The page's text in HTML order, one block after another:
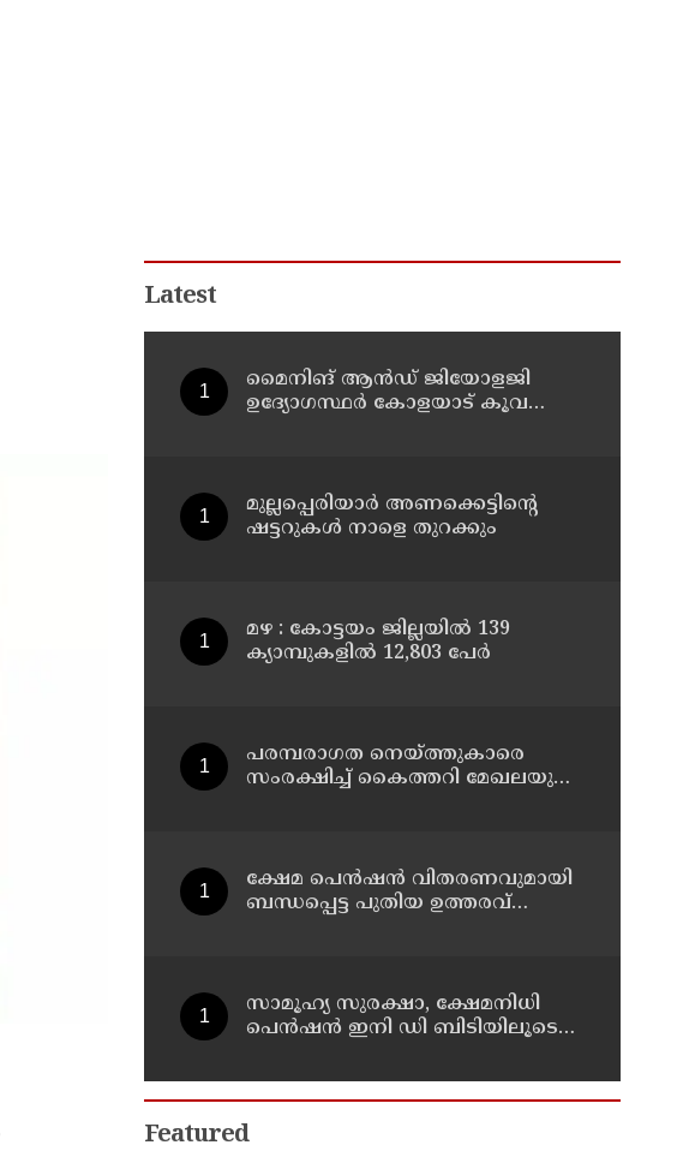
Latest
മൈനിങ് ആൻഡ്​ ജിയോളജി
ഉദ്യോഗസ്ഥർ കോളയാട് കൂവ
മുല്ലപ്പെരിയാർ അണക്കെട്ടിന്റെ
ഷട്ടറുകൾ നാളെ തുറക്കും
മഴ : കോട്ടയം ജില്ലയിൽ 139
ക്യാമ്പുകളിൽ 12,803 പേര്‍
പരമ്പരാഗത നെയ്ത്തുകാരെ
സംരക്ഷിച്ച് കൈത്തറി മേഖലയുടെ
ക്ഷേമ പെൻഷൻ വിതരണവുമായി
ബന്ധപ്പെട്ട പുതിയ ഉത്തരവ്
ബാലഗോപാൽ
സാമൂഹ്യ സുരക്ഷാ, ക്ഷേമനിധി
പെൻഷൻ ഇനി ഡി ബിടിയിലൂടെ
Featured